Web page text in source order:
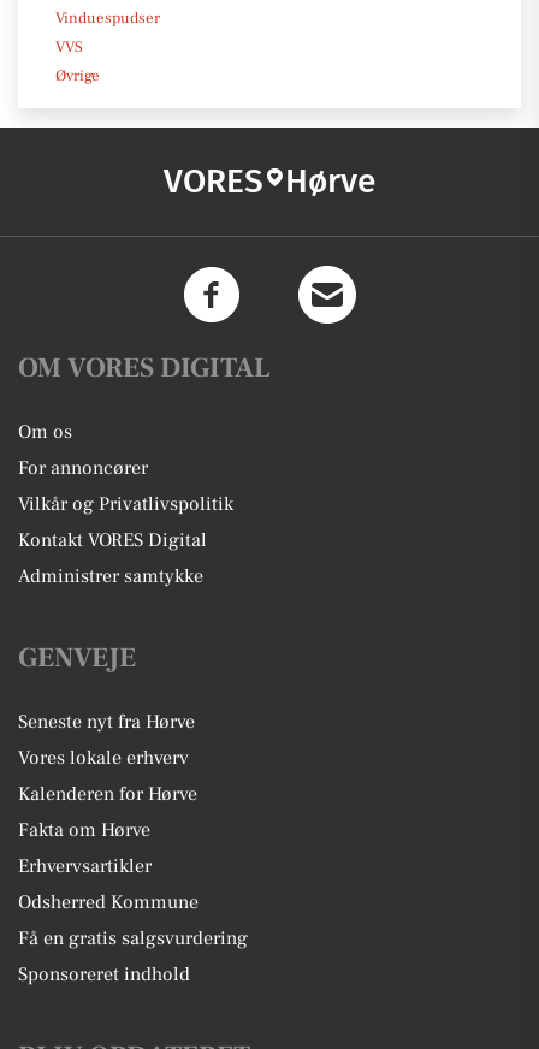
Vinduespudser
VVS
Øvrige
VORES Hørve
OM VORES DIGITAL
Om os
For annoncører
Vilkår og Privatlivspolitik
Kontakt VORES Digital
Administrer samtykke
GENVEJE
Seneste nyt fra Hørve
Vores lokale erhverv
Kalenderen for Hørve
Fakta om Hørve
Erhvervsartikler
Odsherred Kommune
Få en gratis salgsvurdering
Sponsoreret indhold